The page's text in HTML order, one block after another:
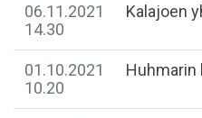
06.11.2021
14.30
Kalajoen
01.10.2021
10.20
Huhmarin